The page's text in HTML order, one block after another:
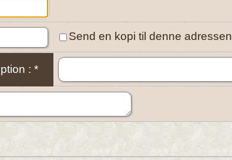
Send en kopi til denne adressen
: *